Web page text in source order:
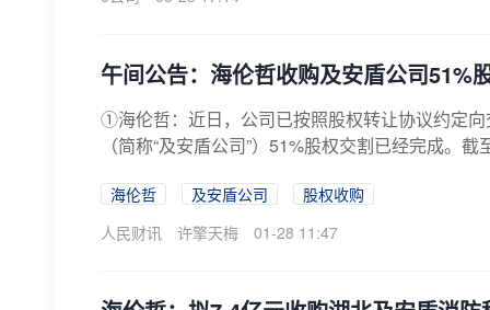
午间公告：海伦哲收购及安盾公司51%
①海伦哲：近日，公司已按照股权转让协议约定
（简称“及安盾公司”）51%股权交割已经完成。
海伦哲 及安盾公司
股权收购
人民财讯
许擎天梅 01-28 11:47